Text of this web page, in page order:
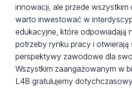
innowacji, ale przede wszystkim
warto inwestować w
edukacyjne, które odpowiadają
potrzeby rynku pracy i otwierają
perspektywy zawodowe dla
Wszystkim zaangażowanym w
L4B gratulujemy